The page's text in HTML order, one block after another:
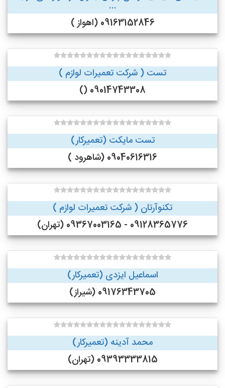
...
09163152846 (اهواز )
تست ( شرکت تعمیرات لوازم )
09014743308 ()
تست مایکت (تعمیرکار)
09040616316 (شاهرود )
تکنوآرتان ( شرکت تعمیرات لوازم )
09128365776 - 09367003165 (تهران)
اسماعیل ایزدی (تعمیرکار)
09176343705 (شیراز)
محمد آدینه (تعمیرکار)
09393333815 (تهران)